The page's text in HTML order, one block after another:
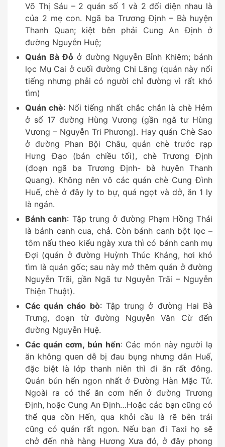
Võ Thị Sáu – 2 quán số 1 và 2 đối diện nhau là
của 2 mẹ con. Ngã ba Trương Định – Bà huyện
Thanh Quan; kiệt bên phải Cung An Định ở
đường Nguyễn Huệ;
Quán Bà Đỏở đường Nguyễn Bỉnh Khiêm; bánh
lọc Mụ Cai ở cuối đường Chi Lăng (quán này nổi
tiếng nhưng phải có người chỉ đường vì rất khó
tìm)
Quán chè: Nổi tiếng nhất chắc chắn là chè Hẻm
ở số 17 đường Hùng Vương (gần ngã tư Hùng
Vương – Nguyễn Tri Phương). Hay quán Chè Sao
ở đường Phan Bội Châu, quán chè trước rạp
Hưng Đạo (bán chiều tối), chè Trương Định
(đoạn ngã ba Trương Định- bà huyên Thanh
Quang). Không nên vô các quán chè Cung Đình
Huế, chè ở đây ly to bự, quá ngọt và dở, ăn 1 ly
là ngán.
Bánh canh: Tập trung ở đường Phạm Hồng Thái
là bánh canh cua, chả. Còn bánh canh bột lọc –
tôm nấu theo kiểu ngày xưa thì có bánh canh mụ
Đợi (quán ở đường Huỳnh Thúc Kháng, hơi khó
tìm là quán gốc; sau này mở thêm quán ở đường
Nguyễn Trãi, gần Ngã tư Nguyễn Trãi – Nguyễn
Thiện Thuật).
Các quán cháo bò: Tập trung ở đường Hai Bà
Trưng, đoạn từ đường Nguyễn Văn Cừ đến
đường Nguyễn Huệ.
Các quán cơm, bún hến: Các món này người lạ
ăn không quen dễ bị đau bụng nhưng dân Huế,
đặc biệt là lớp thanh niên thì đi ăn rất đông.
Quán bún hến ngon nhất ở Đường Hàn Mặc Tử.
Ngoài ra có thể ăn cơm hến ở đường Trương
Định, hoặc Cung An Định…Hoặc các bạn cũng có
thể qua cồn Hến, qua khỏi cầu là rẽ bên trái
cũng có quán rất ngon. Nếu bạn đi Taxi họ sẽ
chở đến nhà hàng Hương Xưa đó, ở đây phong